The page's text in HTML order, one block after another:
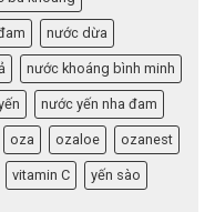
nước dừa
nước khoáng bình minh
nước yến nha đam
oza ozaloe ozanest
vitamin C yến sào